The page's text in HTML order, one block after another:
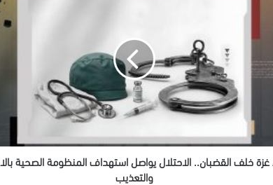
غزة خلف القضبان.. الاحتلال يواصل استهداف المنظومة الصحية
والتعذيب